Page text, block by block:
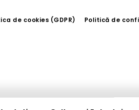
de cookies (GDPR) Politică de